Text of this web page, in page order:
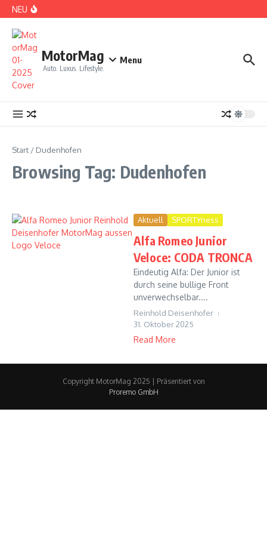
Zum Inhalt springen
NEU
CDE 2026: High Class Event in München
MotorMag
Auto. Luxus. Lifestyle.
Menu
Start / Dudenhofen
Browsing Tag: Dudenhofen
Aktuell SPORTYness
Alfa Romeo Junior
Veloce: CODA TRONCA
Eindeutig Alfa: Der Junior ist
durch seine bullige Front
unverwechselbar....
Reinhold Deisenhofer
31. Oktober 2025
Read More
Copyright MotorMag 2025 | Präsentiert von
Proremo GmbH